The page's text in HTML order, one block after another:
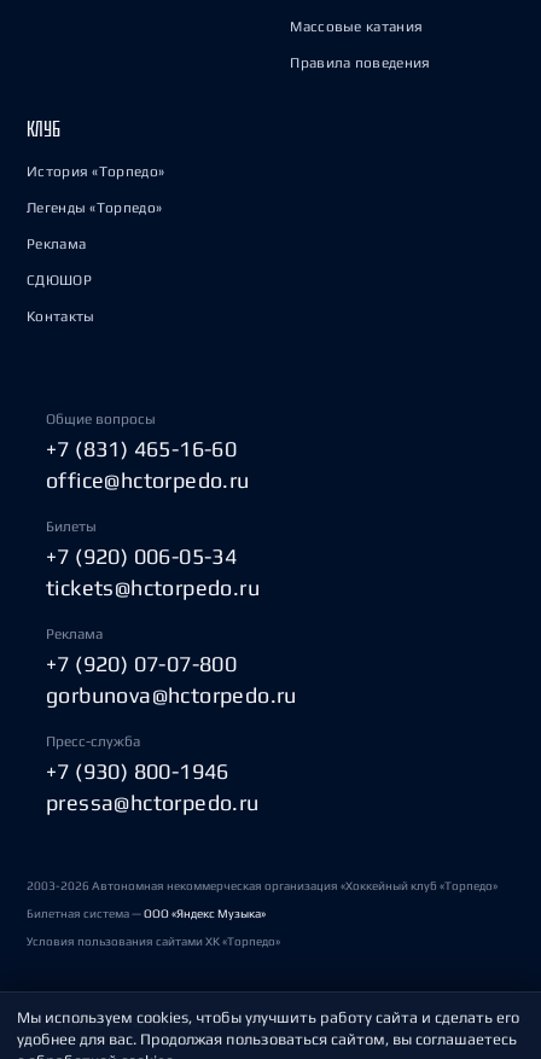
Массовые катания
Правила поведения
КЛУБ
История «Торпедо»
Легенды «Торпедо»
Реклама
СДЮШОР
Контакты
Общие вопросы
+7 (831) 465-16-60
office@hctorpedo.ru
Билеты
+7 (920) 006-05-34
tickets@hctorpedo.ru
Реклама
+7 (920) 07-07-800
gorbunova@hctorpedo.ru
Пресс-служба
+7 (930) 800-1946
pressa@hctorpedo.ru
2003-2026 Автономная некоммерческая организация «Хоккейный клуб «Торпедо»
Билетная система —ООО «Яндекс Музыка»
Условия пользования сайтами ХК «Торпедо»
Политика обработки персональных данных
Мы используем cookies, чтобы улучшить работу сайта и сделать его
удобнее для вас. Продолжая пользоваться сайтом, вы соглашаетесь